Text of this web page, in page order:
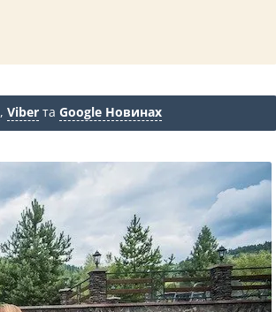
, Viber та Google Новинах